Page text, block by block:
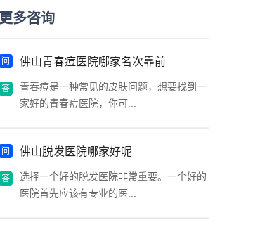
更多咨询
佛山青春痘医院哪家名次靠前
青春痘是一种常见的皮肤问题，想要找到一
家好的青春痘医院，你可...
佛山脱发医院哪家好呢
选择一个好的脱发医院非常重要。一个好的
医院首先应该有专业的医...